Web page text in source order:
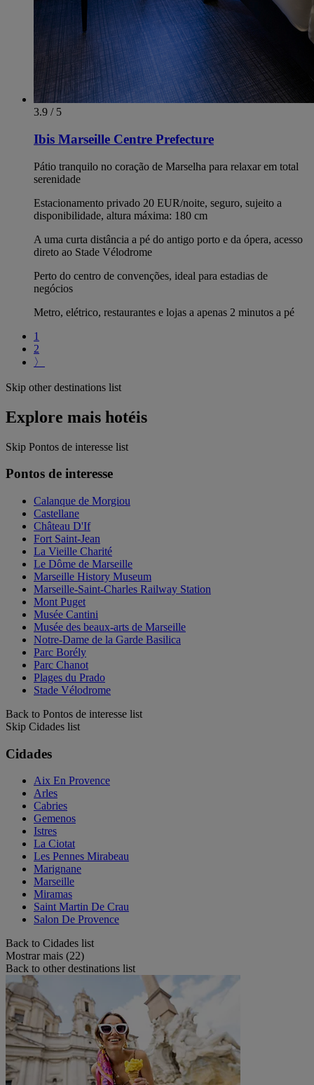
3.9 / 5
Ibis Marseille Centre Prefecture
Pátio tranquilo no coração de Marselha para relaxar em total
serenidade
Estacionamento privado 20 EUR/noite, seguro, sujeito a
disponibilidade, altura máxima: 180 cm
A uma curta distância a pé do antigo porto e da ópera, acesso
direto ao Stade Vélodrome
Perto do centro de convenções, ideal para estadias de
negócios
Metro, elétrico, restaurantes e lojas a apenas 2 minutos a pé
1
2
〉
Skip other destinations list
Explore mais hotéis
Skip Pontos de interesse list
Pontos de interesse
Calanque de Morgiou
Castellane
Château D'If
Fort Saint-Jean
La Vieille Charité
Le Dôme de Marseille
Marseille History Museum
Marseille-Saint-Charles Railway Station
Mont Puget
Musée Cantini
Musée des beaux-arts de Marseille
Notre-Dame de la Garde Basilica
Parc Borély
Parc Chanot
Plages du Prado
Stade Vélodrome
Back to Pontos de interesse list
Skip Cidades list
Cidades
Aix En Provence
Arles
Cabries
Gemenos
Istres
La Ciotat
Les Pennes Mirabeau
Marignane
Marseille
Miramas
Saint Martin De Crau
Salon De Provence
Back to Cidades list
Mostrar mais (22)
Back to other destinations list